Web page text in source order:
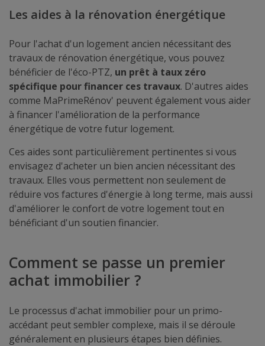
Les aides à la rénovation énergétique
Pour l'achat d'un logement ancien nécessitant des
travaux de rénovation énergétique, vous pouvez
bénéficier de l'éco-PTZ, un prêt à taux zéro
spécifique pour financer ces travaux. D'autres aides
comme MaPrimeRénov' peuvent également vous aider
à financer l'amélioration de la performance
énergétique de votre futur logement.
Ces aides sont particulièrement pertinentes si vous
envisagez d'acheter un bien ancien nécessitant des
travaux. Elles vous permettent non seulement de
réduire vos factures d'énergie à long terme, mais aussi
d'améliorer le confort de votre logement tout en
bénéficiant d'un soutien financier.
Comment se passe un premier
achat immobilier ?
Le processus d'achat immobilier pour un primo-
accédant peut sembler complexe, mais il se déroule
généralement en plusieurs étapes bien définies.